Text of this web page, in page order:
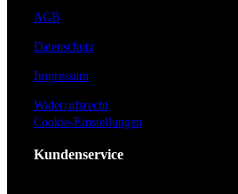
AGB
Datenschutz
Impressum
Widerrufsrecht
Cookie-Einstellungen
Kundenservice